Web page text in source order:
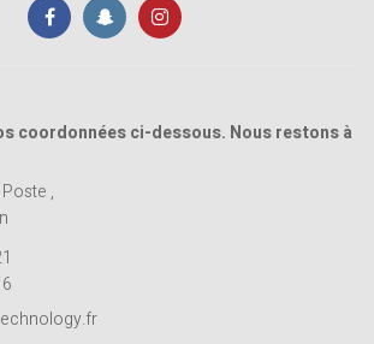
coordonnées ci-dessous. Nous restons à
,